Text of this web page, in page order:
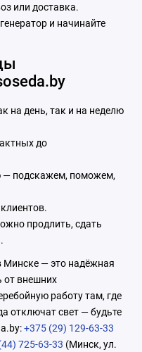
или доставка.
и начинайте
на день, так и на неделю
до
— подскажем, поможем,
продлить, сдать
Минске — это надёжная
от внешних
работу там, где
отключат свет — будьте
+375 (29) 129-63-33
725-63-33 (Минск, ул.